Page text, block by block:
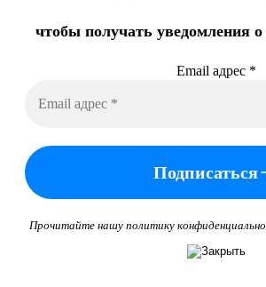
чтобы получать уведомления
Email адрес *
Подписаться
Прочитайте нашу политику